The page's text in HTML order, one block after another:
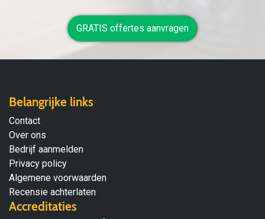
GRATIS offertes aanvragen
Belangrijke links
Contact
Over ons
Bedrijf aanmelden
Privacy policy
Algemene voorwaarden
Recensie achterlaten
Accreditaties